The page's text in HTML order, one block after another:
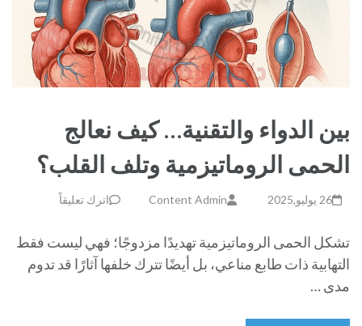
بين الدواء والتقنية… كيف نعالج
الحمى الروماتيزمية وتلف القلب؟
26 يوليو,2025 Content Admin اترك تعليقاً
تشكل الحمى الروماتيزمية تهديدًا مزدوجًا؛ فهي ليست فقط
التهابية ذات طابع مناعي، بل أيضًا تترك خلفها آثارًا قد تدوم
مدى …